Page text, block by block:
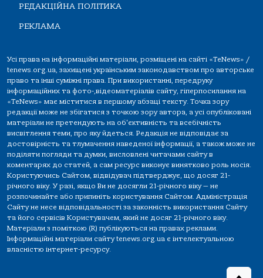
РЕДАКЦІЙНА ПОЛІТИКА
РЕКЛАМА
Усі права на інформаційні матеріали, розміщені на сайті «TeNews» /
tenews.org.ua, захищені українським законодавством про авторське
право та інші суміжні права. При використанні, передруку
інформаційних та фото-,відеоматеріалів сайту, гіперпосилання на
«TeNews» має міститися в першому абзаці тексту. Точка зору
редакції може не збігатися з точкою зору автора, а усі опубліковані
матеріали не претендують на об'єктивність та всебічність
висвітлення теми, про яку йдеться. Редакція не відповідає за
достовірність та тлумачення наведеної інформації, а також може не
поділяти погляди та думки, висловлені читачами сайту в
коментарях до статей, а сам ресурс виконує винятково роль носія.
Користуючись Сайтом, відвідувач підтверджує, що досяг 21-
річного віку. У разі, якщо Ви не досягли 21-річного віку — не
розпочинайте або припиніть користування Сайтом. Адміністрація
Сайту не несе відповідальності за законність використання Сайту
та його сервісів Користувачем, який не досяг 21-річного віку.
Матеріали з поміткою (R) публікуються на правах реклами.
Інформаційні матеріали сайту tenews.org.ua є інтелектуальною
власністю інтернет-ресурсу.